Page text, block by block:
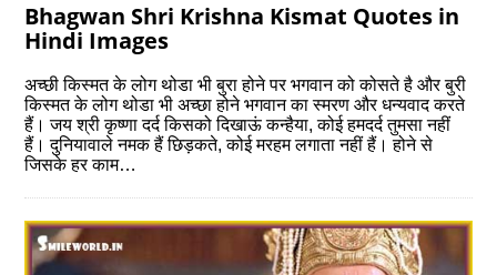
Bhagwan Shri Krishna Kismat Quotes in
Hindi Images
अच्छी किस्मत के लोग थोडा भी बुरा होने पर भगवान को कोसते है और बुरी
किस्मत के लोग थोडा भी अच्छा होने भगवान का स्मरण और धन्यवाद करते
हैं। जय श्री कृष्णा दर्द किसको दिखाऊं कन्हैया, कोई हमदर्द तुमसा नहीं
हैं। दुनियावाले नमक हैं छिड़कते, कोई मरहम लगाता नहीं हैं। होने से
जिसके हर काम…